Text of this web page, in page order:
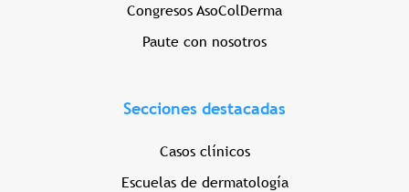
Congresos AsoColDerma
Paute con nosotros
Secciones destacadas
Casos clínicos
Escuelas de dermatología